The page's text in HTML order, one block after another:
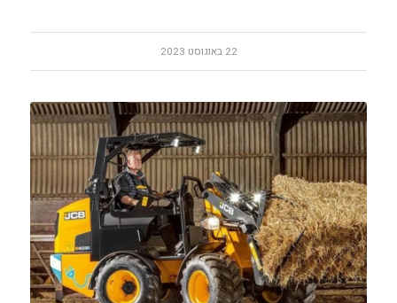
22 באוגוסט 2023